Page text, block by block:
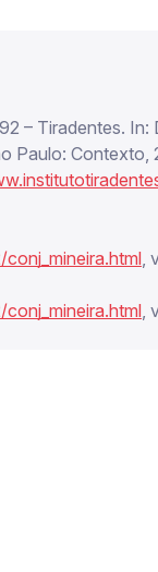
– Tiradentes.
Paulo: Contexto,
,
,